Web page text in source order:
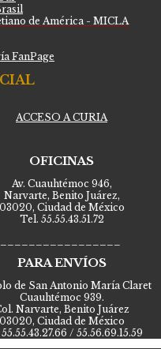
de América - MICLA
FanPage
ACCESO A CURIA
OFICINAS
Av. Cuauhtémoc 946,
Narvarte, Benito Juárez,
03020, Ciudad de México
Tel. 55.55.43.51.72
PARA ENVÍOS
de San Antonio María Claret
Cuauhtémoc 939.
Narvarte, Benito Juárez
03020, Ciudad de México
/ 55.56.69.15.59